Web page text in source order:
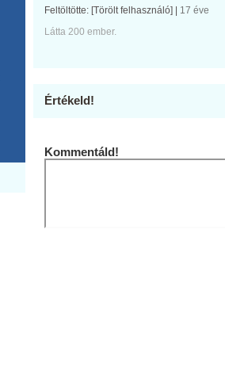
Feltöltötte: [Törölt felhasználó]
17 éve
Látta 200 ember.
Értékeld!
Kommentáld!